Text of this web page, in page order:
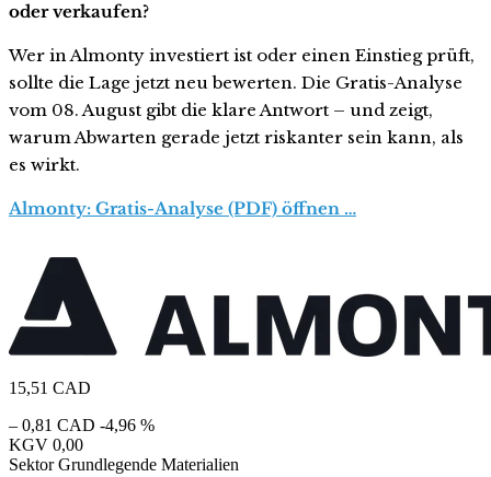
oder verkaufen?
Wer in Almonty investiert ist oder einen Einstieg prüft,
sollte die Lage jetzt neu bewerten. Die Gratis-Analyse
vom 08. August gibt die klare Antwort – und zeigt,
warum Abwarten gerade jetzt riskanter sein kann, als
es wirkt.
Almonty: Gratis-Analyse (PDF) öffnen …
15,51 CAD
– 0,81 CAD -4,96 %
KGV 0,00
Sektor Grundlegende Materialien